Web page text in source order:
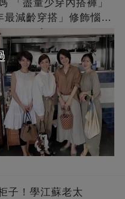
「盡量少穿內搭褲」
減齡穿搭」修飾惱人
子！學江蘇老太